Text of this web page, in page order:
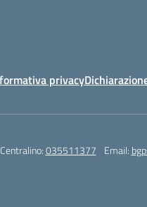
privacy
Centralino:035511377 Email: